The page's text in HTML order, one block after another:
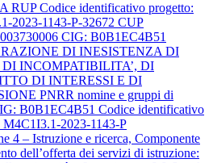
RUP Codice identificativo progetto:
2023-1143-P-32672 CUP
CIG: B0B1EC4B51
DI INESISTENZA DI
INCOMPATIBILITA’, DI
DI INTERESSI E DI
PNRR nomine e gruppi di
B0B1EC4B51 Codice identificativo
M4C1I3.1-2023-1143-P
4 – Istruzione e ricerca, Componente
dell’offerta dei servizi di istruzione: